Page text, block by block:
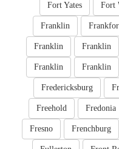
Fort
Fort Yates
Franklin
Franklin
Franklin
Franklin
Franklin
Fredericksburg
Fredonia
Freehold
Frenchburg
Fresno